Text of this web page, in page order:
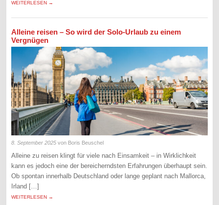
WEITERLESEN →
Alleine reisen – So wird der Solo-Urlaub zu einem
Vergnügen
8. September 2025 von Boris Beuschel
Alleine zu reisen klingt für viele nach Einsamkeit – in Wirklichkeit
kann es jedoch eine der bereicherndsten Erfahrungen überhaupt sein.
Ob spontan innerhalb Deutschland oder lange geplant nach Mallorca,
Irland […]
WEITERLESEN →